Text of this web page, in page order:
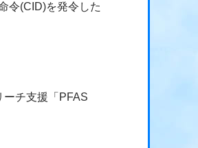
令(CID)を発令した
チ支援「PFAS